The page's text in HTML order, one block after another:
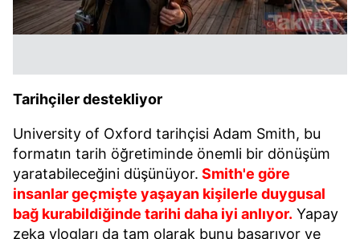
Tarihçiler destekliyor
University of Oxford tarihçisi Adam Smith, bu
formatın tarih öğretiminde önemli bir dönüşüm
yaratabileceğini düşünüyor. Smith'e göre
insanlar geçmişte yaşayan kişilerle duygusal
bağ kurabildiğinde tarihi daha iyi anlıyor. Yapay
zeka vlogları da tam olarak bunu başarıyor ve